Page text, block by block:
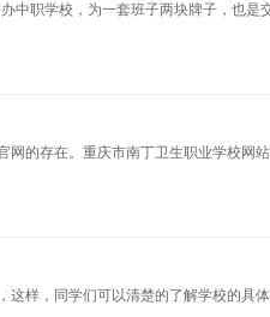
中职学校，为一套班子两块牌子，也是
的存在。重庆市南丁卫生职业学校网
样，同学们可以清楚的了解学校的具